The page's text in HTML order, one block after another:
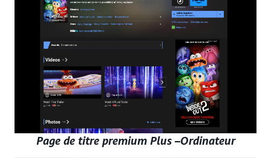
Page de titre premium Plus –Ordinateur